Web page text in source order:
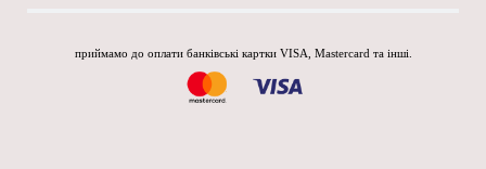
приймамо до оплати банківські картки VISA, Mastercard та інші.